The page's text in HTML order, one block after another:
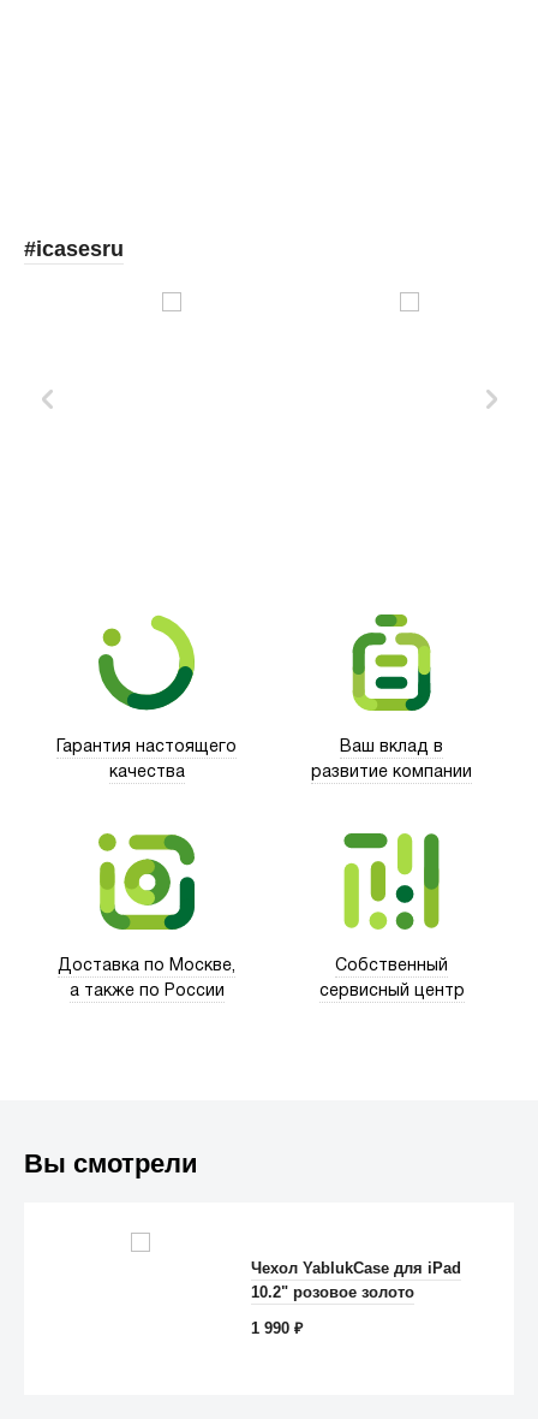
Anker
#icasesru
Гарантия настоящего
качества
Ваш вклад в
развитие компании
Доставка по Москве,
а также по России
Собственный
сервисный центр
Вы смотрели
Чехол YablukCase для iPad
10.2" розовое золото
1 990₽